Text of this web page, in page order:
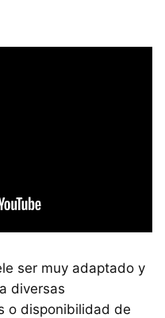
ser muy adaptado y
diversas
o disponibilidad de